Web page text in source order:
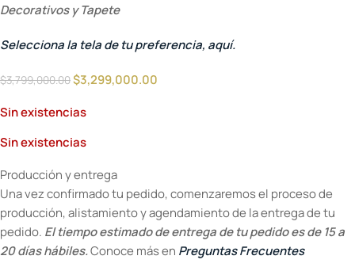
Decorativos y Tapete
Selecciona la tela de tu preferencia, aquí.
$3,799,000.00$3,299,000.00
Sin existencias
Sin existencias
Producción y entrega
Una vez confirmado tu pedido, comenzaremos el proceso de
producción, alistamiento y agendamiento de la entrega de tu
pedido. El tiempo estimado de entrega de tu pedido es de 15 a
20 días hábiles.Conoce más en Preguntas Frecuentes